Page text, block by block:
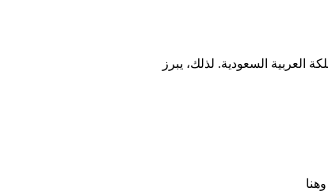
العربية السعودية. لذلك، يبرز